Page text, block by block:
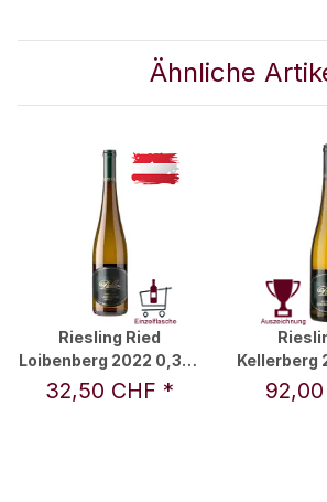
Ähnliche
Riesling Ried
Loibenberg 2022 0,375
l - F.X. Pichler
32,50 CHF *
Kellerberg
F.X.